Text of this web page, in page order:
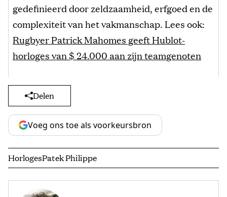
gedefinieerd door zeldzaamheid, erfgoed en de
complexiteit van het vakmanschap. Lees ook:
Rugbyer Patrick Mahomes geeft Hublot-
horloges van $ 24.000 aan zijn teamgenoten
Delen
Voeg ons toe als voorkeursbron
HorlogesPatek Philippe